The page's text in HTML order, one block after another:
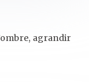
agrandir